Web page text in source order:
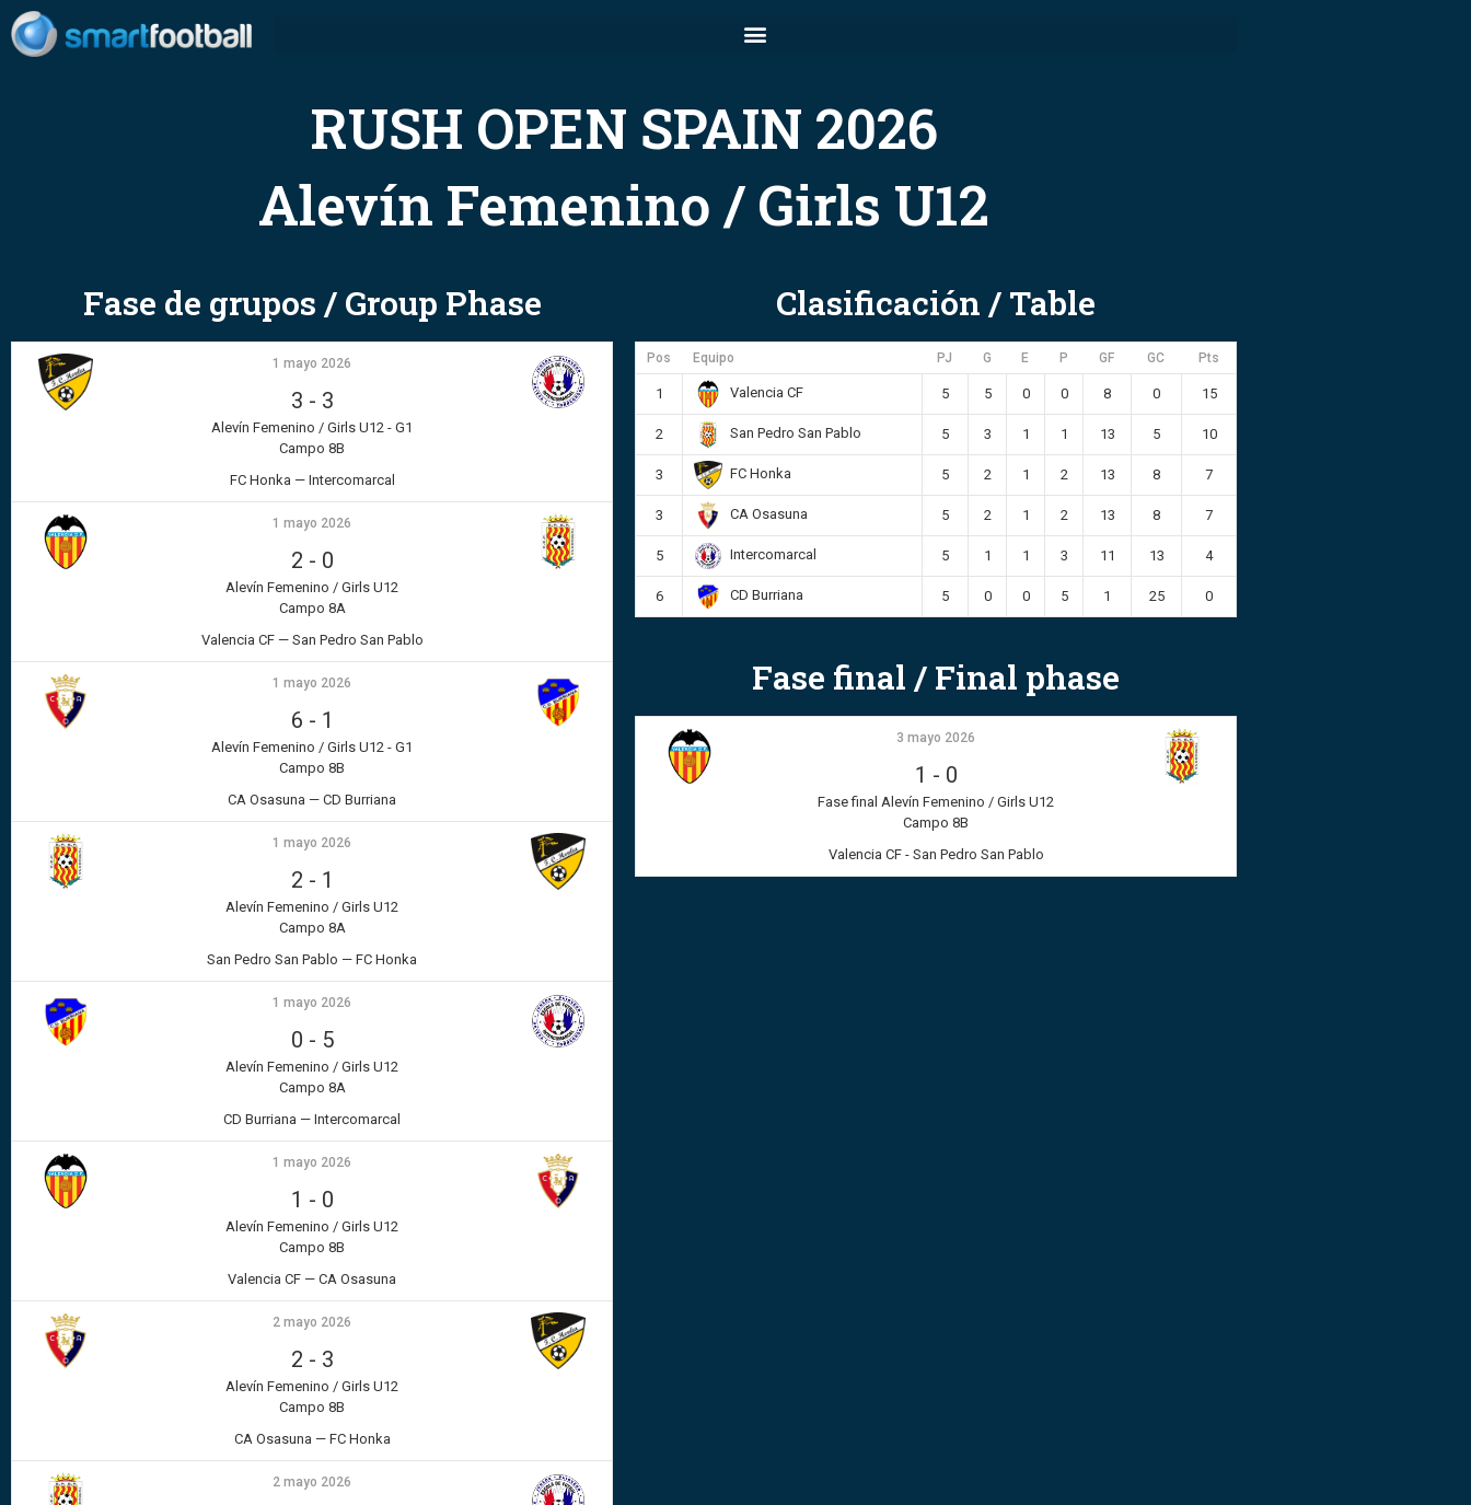
RUSH OPEN SPAIN 2026
Alevín Femenino / Girls U12
Fase de grupos / Group Phase
1 mayo 2026
3 - 3
Alevín Femenino / Girls U12 - G1
Campo 8B
FC Honka — Intercomarcal
1 mayo 2026
2 - 0
Alevín Femenino / Girls U12
Campo 8A
Valencia CF — San Pedro San Pablo
1 mayo 2026
6 - 1
Alevín Femenino / Girls U12 - G1
Campo 8B
CA Osasuna — CD Burriana
1 mayo 2026
2 - 1
Alevín Femenino / Girls U12
Campo 8A
San Pedro San Pablo — FC Honka
1 mayo 2026
0 - 5
Alevín Femenino / Girls U12
Campo 8A
CD Burriana — Intercomarcal
1 mayo 2026
1 - 0
Alevín Femenino / Girls U12
Campo 8B
Valencia CF — CA Osasuna
2 mayo 2026
2 - 3
Alevín Femenino / Girls U12
Campo 8B
CA Osasuna — FC Honka
2 mayo 2026
Clasificación / Table
Pos Equipo PJ G E P GF GC Pts
1 Valencia CF 5 5 0 0 8 0 15
2 San Pedro San Pablo 5 3 1 1 13 5 10
3 FC Honka 5 2 1 2 13 8 7
3 CA Osasuna 5 2 1 2 13 8 7
5 Intercomarcal 5 1 1 3 11 13 4
6 CD Burriana 5 0 0 5 1 25 0
Fase final / Final phase
3 mayo 2026
1 - 0
Fase final Alevín Femenino / Girls U12
Campo 8B
Valencia CF - San Pedro San Pablo